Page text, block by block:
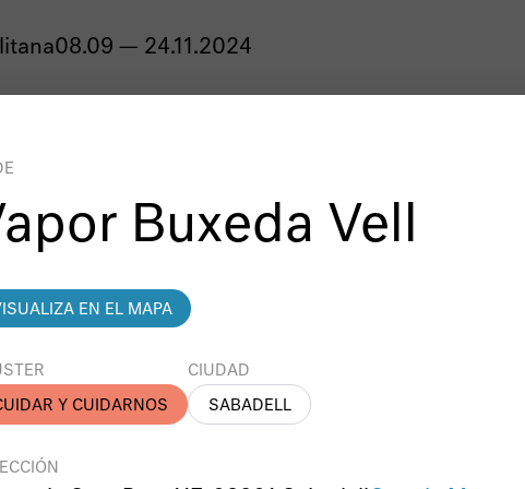
08.09 — 24.11.2024
Buxeda Vell
EN EL MAPA
Y CUIDARNOS
CIUDAD
SABADELL